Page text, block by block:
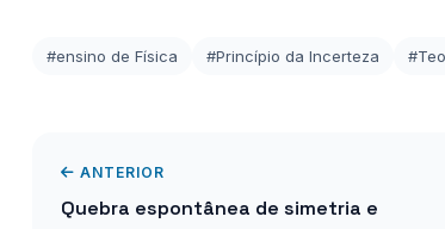
#ensino de Física #Princípio da Incerteza
ANTERIOR
Quebra espontânea de simetria e